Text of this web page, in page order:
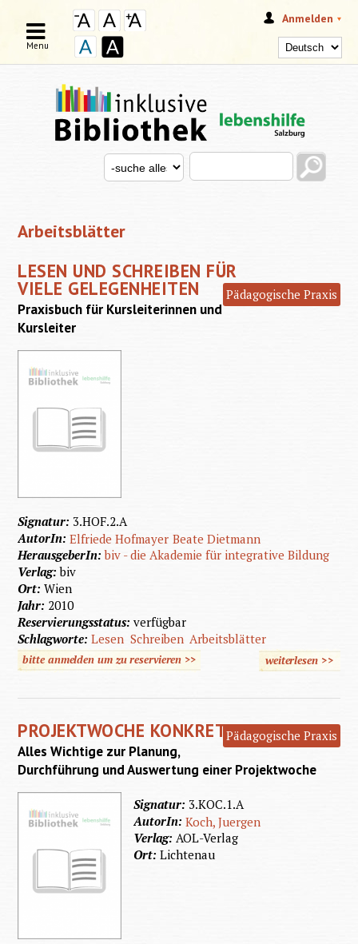
Anmelden
SUCHFORMULAR
Search this site
Search for
Menu
Arbeitsblätter
LESEN UND SCHREIBEN FÜR
VIELE GELEGENHEITEN Pädagogische Praxis
Praxisbuch für Kursleiterinnen und
Kursleiter
Signatur: 3.HOF.2.A
AutorIn:Elfriede Hofmayer Beate Dietmann
HerausgeberIn:biv - die Akademie für integrative Bildung
Verlag:biv
Ort:Wien
Jahr: 2010
Reservierungsstatus:verfügbar
Schlagworte:Lesen Schreiben Arbeitsblätter
bitte anmelden um zu reservieren >> weiterlesen über
>>
PROJEKTWOCHE KONKRETERPädagogische Praxis
Alles Wichtige zur Planung,
Durchführung und Auswertung einer Projektwoche
Signatur: 3.KOC.1.A
AutorIn:Koch, Juergen
Verlag: AOL-Verlag
Ort:Lichtenau